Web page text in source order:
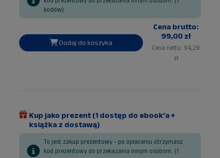
kodów)
Dodaj do koszyka
Cena brutto:
99,00 zł
Cena netto: 94,29
zł
Kup jako prezent (1 dostęp do ebook'a +
książka z dostawą)
To jest zakup prezentowy - po opłaceniu otrzymasz
kod prezentowy do przekazania innym osobom. (1